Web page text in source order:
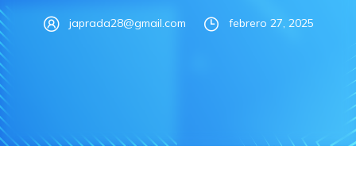
japrada28@gmail.com febrero 27, 2025